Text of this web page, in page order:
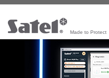
Made to Protect